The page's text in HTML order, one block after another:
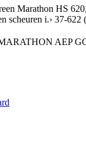
Marathon HS
scheuren i.› 37-
AEP